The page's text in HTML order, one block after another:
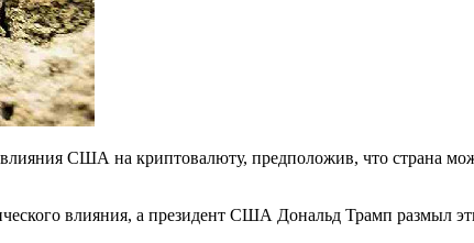
США на криптовалюту, предположив, что страна
влияния, а президент США Дональд Трамп размыл